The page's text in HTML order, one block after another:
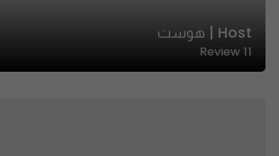
Host | هوست
11
Review